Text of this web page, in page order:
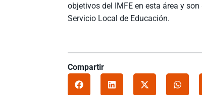
objetivos del IMFE en esta área y
Servicio Local de Educación.
Compartir